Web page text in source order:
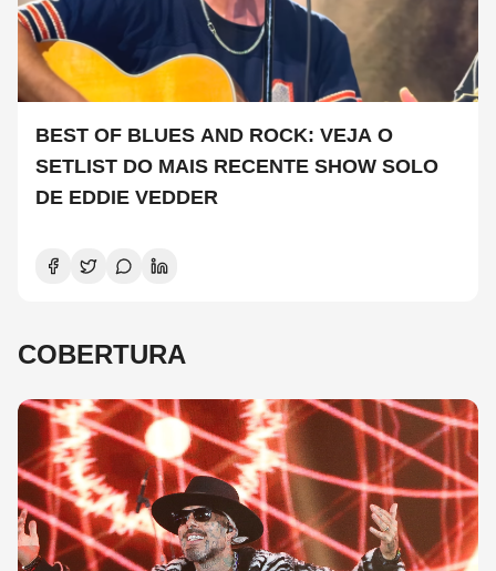
BEST OF BLUES AND ROCK: VEJA O
SETLIST DO MAIS RECENTE SHOW SOLO
DE EDDIE VEDDER
COBERTURA